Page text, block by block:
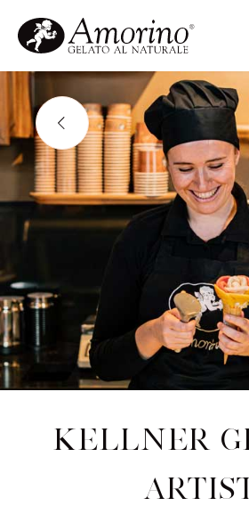
Kellner